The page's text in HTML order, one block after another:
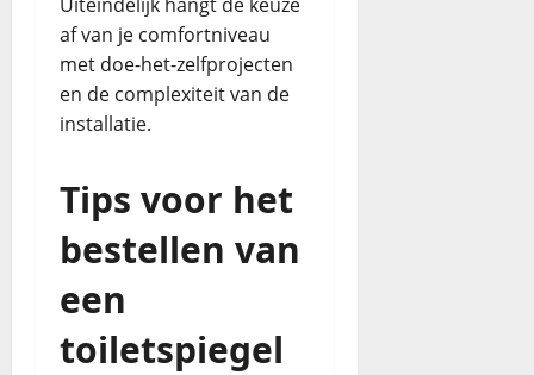
af van je comfortniveau
met doe-het-zelfprojecten
en de complexiteit van de
installatie.
Tips voor het
bestellen van
een
toiletspiegel